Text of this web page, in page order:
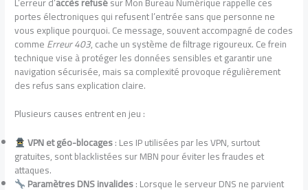
portes électroniques qui refusent l’entrée sans que personne ne
vous explique pourquoi. Ce message, souvent accompagné de codes
commeErreur 403, cache un système de filtrage rigoureux. Ce frein
technique vise à protéger les données sensibles et garantir une
navigation sécurisée, mais sa complexité provoque régulièrement
des refus sans explication claire.
Plusieurs causes entrent en jeu :
VPN et géo-blocages: Les IP utilisées par les VPN, surtout
gratuites, sont blacklistées sur MBN pour éviter les fraudes et
attaques.
Paramètres DNS invalides: Lorsque le serveur DNS ne parvient